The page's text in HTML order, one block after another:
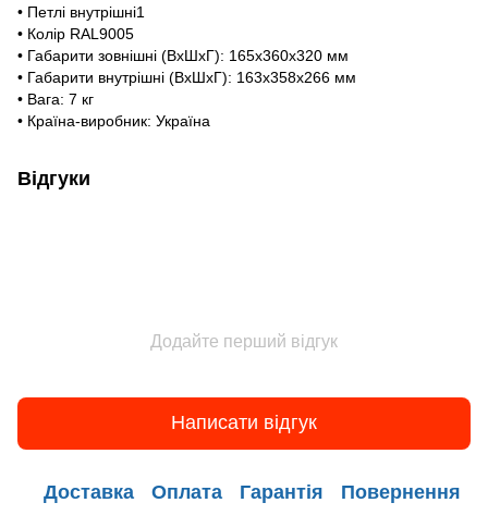
• Петлі внутрішні1
• Колір RAL9005
• Габарити зовнішні (ВхШхГ): 165х360х320 мм
• Габарити внутрішні (ВхШхГ): 163x358x266 мм
• Вага: 7 кг
• Країна-виробник: Україна
Відгуки
Додайте перший відгук
Написати відгук
Доставка Оплата Гарантія Повернення